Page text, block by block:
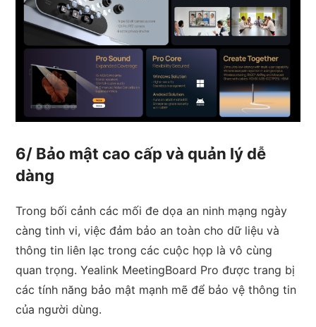
6/ Bảo mật cao cấp và quản lý dễ
dàng
Trong bối cảnh các mối đe dọa an ninh mạng ngày
càng tinh vi, việc đảm bảo an toàn cho dữ liệu và
thông tin liên lạc trong các cuộc họp là vô cùng
quan trọng. Yealink MeetingBoard Pro được trang bị
các tính năng bảo mật mạnh mẽ để bảo vệ thông tin
của người dùng.